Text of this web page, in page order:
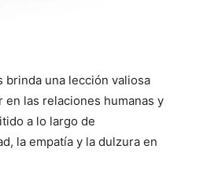
brinda una lección valiosa
las relaciones humanas y
a lo largo de
la empatía y la dulzura en